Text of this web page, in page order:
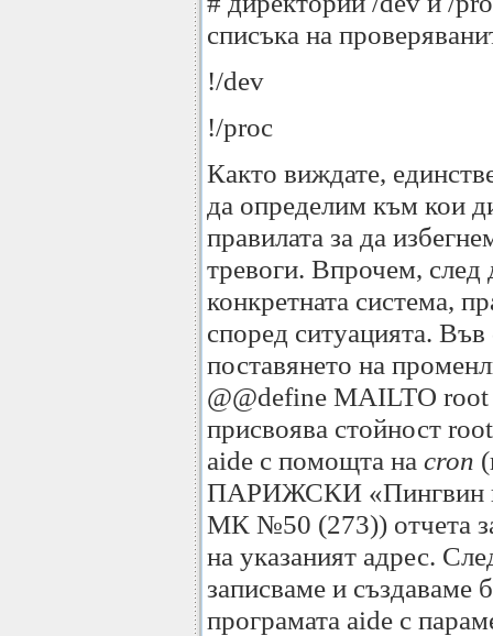
списъка на
!/dev
!/proc
Както виждате,
да определим към кои
правилата за да
тревоги. Впрочем, след
конкретната система,
според ситуацията.
поставянето на
@@define MAILTO
присвоява стойност
aide с помощта на cron
ПАРИЖСКИ «Пингвин
МК №50 (273)) отчета
на указаният адрес.
записваме и създаваме
програмата aide с